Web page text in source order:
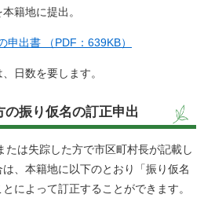
籍地に提出。
申出書 （PDF：639KB）
日数を要します。
振り仮名の訂正申出
は失踪した方で市区町村長が記載し
、本籍地に以下のとおり「振り仮名
によって訂正することができます。